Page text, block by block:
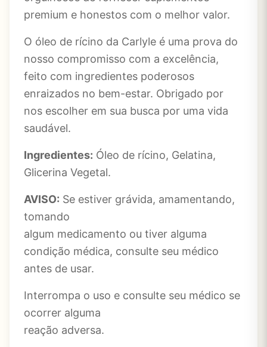
premium e honestos com o melhor valor.
O óleo de rícino da Carlyle é uma prova do
nosso compromisso com a excelência,
feito com ingredientes poderosos
enraizados no bem-estar. Obrigado por
nos escolher em sua busca por uma vida
saudável.
Ingredientes: Óleo de rícino, Gelatina,
Glicerina Vegetal.
AVISO: Se estiver grávida, amamentando,
tomando
algum medicamento ou tiver alguma
condição médica, consulte seu médico
antes de usar.
Interrompa o uso e consulte seu médico se
ocorrer alguma
reação adversa.